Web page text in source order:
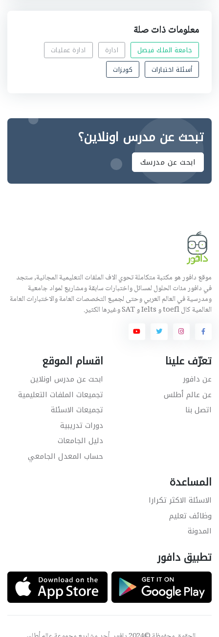
معلومات ذات صلة
جامعة الملك فيصل ادارة
ادارة عمليات
أسئلة اختبارات
كويزات
تبحث عن مدرس اونلاين؟
ابحث عن مدرسك
موقع دافور هو مكتبة متكاملة تحوي الاف الملفات التعليمية المجانية, ستجد
في دافور مئات الحلول لمسائل واختبارات سابقة ومشاريع لمواد جامعية
ومدرسية في العالم العربي وحتى لجميع التخصصات العامة والاختبارات العامة
العالمية كال toefl و Ielts و SAT وغيرها الكثير.
تعرّف علينا
عن دافور
عن عالم أطلس
اتصل بنا
اقسام الموقع
ابحث عن مدرس اونلاين
تجميعات الملفات التعليمية
تجميعات الاسئلة
دورات تدريبية
دليل الجامعات
حساب المعدل الجامعي
المساعدة
الاسئلة الاكثر تكرارا
وظائف تعليم
المدونة
تطبيق دافور